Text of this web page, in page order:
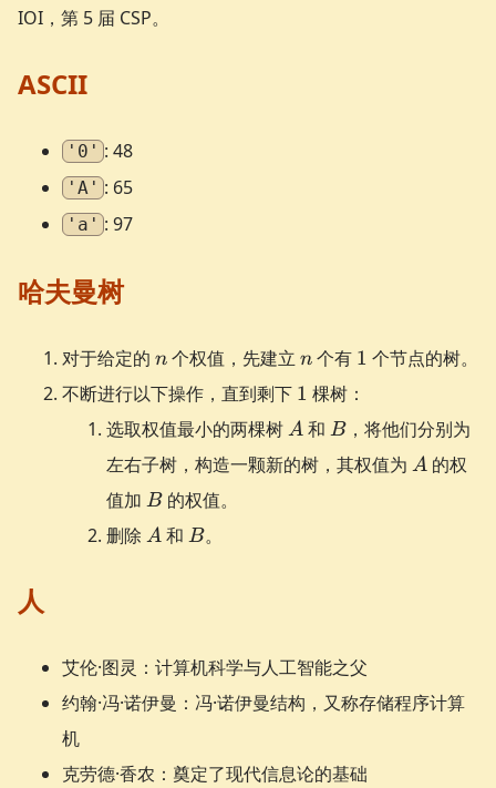
IOI，第 5 届 CSP。
ASCII
'0' : 48
'A' : 65
'a' : 97
哈夫曼树
对于给定的 n
n 个权值，先建立 n
n 个有 1
1 个节点的树。
不断进行以下操作，直到剩下 1
1 棵树：
选取权值最小的两棵树 A
A 和 B
B，将他们分别为
左右子树，构造一颗新的树，其权值为 A
A 的权
值加 B
B的权值。
删除 A
A 和 B
B。
人
艾伦·图灵：计算机科学与人工智能之父
约翰·冯·诺伊曼：冯·诺伊曼结构，又称存储程序计算
机
克劳德·香农：奠定了现代信息论的基础